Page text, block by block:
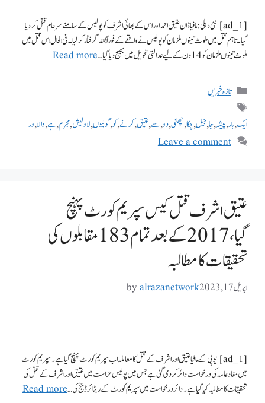
[ad_1] نئی دہلی: مافیا ڈان عتیق احمد اور اس کے بھائی اشرف کو پولیس کے سامنے سرعام قتل کر دیا
گیا۔ تاہم قتل میں ملوث تینوں ملزمان کو پولیس نے واقعے کے فوراً بعد گرفتار کرلیا۔ فی الحال اس قتل میں
ملوث تینوں ملزمان کو 14 دن کے لیے عدالتی تحویل میں بھیج دیا گیا …
Read more
تازہ خبریں
ایک,بار,پیشہ,جا,جیل,چکا,چھلنی,دو,سے,عتیق,کرنے,کو,گولیوں,لاولیش,مجرم,ہے,والا,ور
Leave a comment
عتیق اشرف قتل کیس سپریم کورٹ پہنچ
گیا، 2017 کے بعد تمام 183 مقابلوں کی
تحقیقات کا مطالبہ
اپریل 17, 2023 byalrazanetwork
[ad_1] یوپی کے مافیا عتیق اور اشرف کے قتل کا معاملہ اب سپریم کورٹ پہنچ گیا ہے۔ سپریم کورٹ
میں مفاد عامہ کی درخواست دائر کر دی گئی ہے جس میں پولیس حراست میں عتیق اور اشرف کے قتل کی
تحقیقات کا مطالبہ کیا گیا ہے۔ دائر درخواست میں سپریم کورٹ کے ریٹائرڈ جج کی …Read more